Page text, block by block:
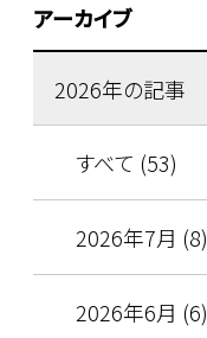
アーカイブ
2026年の記事
すべて (53)
2026年7月 (8)
2026年6月 (6)